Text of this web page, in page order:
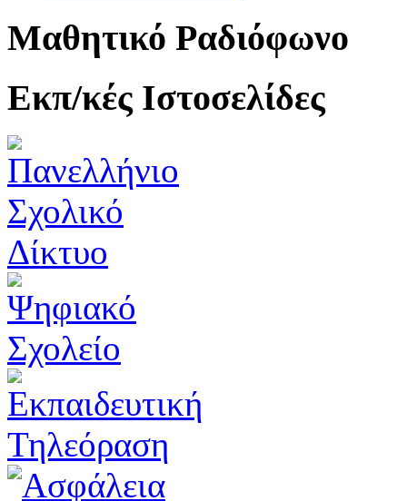
Μαθητικό Ραδιόφωνο
Εκπ/κές Ιστοσελίδες